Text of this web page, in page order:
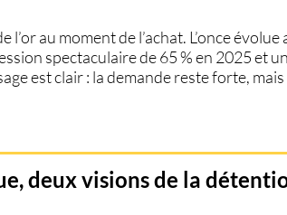
l’or au moment de l’achat. L’once
spectaculaire de 65 % en 2025 et
est clair : la demande reste forte, mais
deux visions de la